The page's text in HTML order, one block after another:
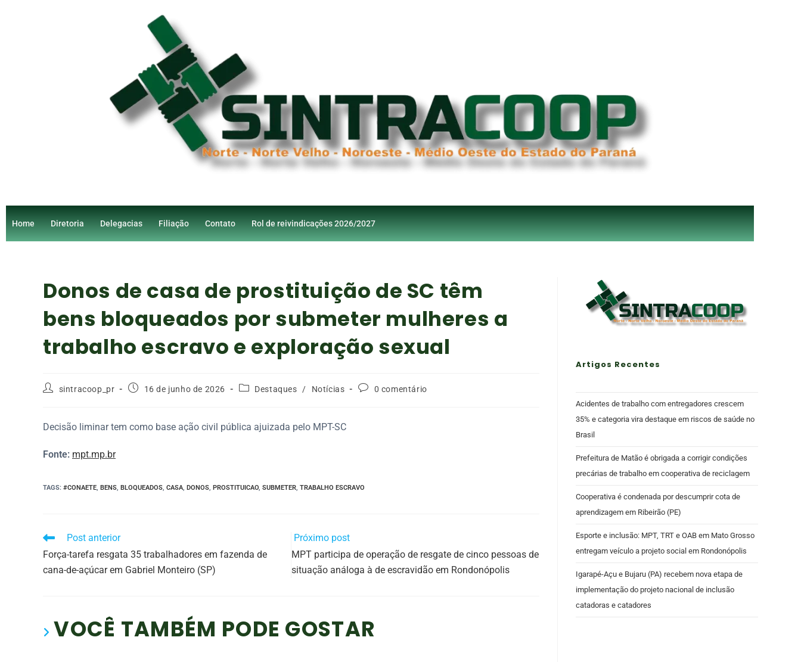
Home Diretoria Delegacias Filiação Contato Rol de reivindicações 2026/2027
Donos de casa de prostituição de SC têm
bens bloqueados por submeter mulheres a
trabalho escravo e exploração sexual
sintracoop_pr 16 de junho de 2026 Destaques / Notícias 0 comentário
Decisão liminar tem como base ação civil pública ajuizada pelo MPT-SC
Fonte: mpt.mp.br
TAGS: #CONAETE, BENS, BLOQUEADOS, CASA, DONOS, PROSTITUICAO, SUBMETER, TRABALHO ESCRAVO
Post anterior
Força-tarefa resgata 35 trabalhadores em fazenda de
cana-de-açúcar em Gabriel Monteiro (SP)
Próximo post
MPT participa de operação de resgate de cinco pessoas de
situação análoga à de escravidão em Rondonópolis
VOCÊ TAMBÉM PODE GOSTAR
Artigos Recentes
Acidentes de trabalho com entregadores crescem
35% e categoria vira destaque em riscos de saúde no
Brasil
Prefeitura de Matão é obrigada a corrigir condições
precárias de trabalho em cooperativa de reciclagem
Cooperativa é condenada por descumprir cota de
aprendizagem em Ribeirão (PE)
Esporte e inclusão: MPT, TRT e OAB em Mato Grosso
entregam veículo a projeto social em Rondonópolis
Igarapé-Açu e Bujaru (PA) recebem nova etapa de
implementação do projeto nacional de inclusão
catadoras e catadores